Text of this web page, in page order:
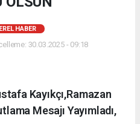
HABER
30.03.2025 - 09:18
Kayıkçı,Ramazan
Mesajı Yayımladı,